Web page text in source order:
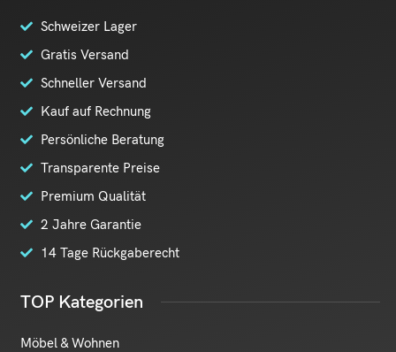
Schweizer Lager
Gratis Versand
Schneller Versand
Kauf auf Rechnung
Persönliche Beratung
Transparente Preise
Premium Qualität
2 Jahre Garantie
14 Tage Rückgaberecht
TOP Kategorien
Möbel & Wohnen